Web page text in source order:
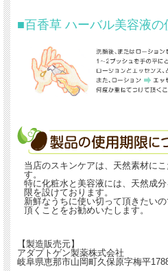
■百香草 ハーバル美容液の
当店のスキンケアは、天然素材に
す。
特に化粧水と美容液には、天然成
限を設けております。
新鮮なうちに使い切って頂きたい
頂くことをお勧めいたします。
【製造販売元】
アダプトゲン製薬株式会社
岐阜県恵那市山岡町久保原字梅平